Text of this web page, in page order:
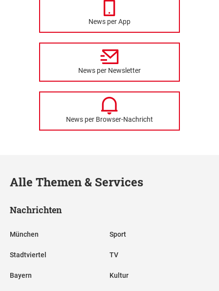
News per App
News per Newsletter
News per Browser-Nachricht
Alle Themen & Services
Nachrichten
München
Stadtviertel
Bayern
Sport
TV
Kultur